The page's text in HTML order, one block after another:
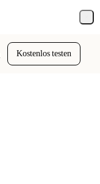
Kostenlos testen